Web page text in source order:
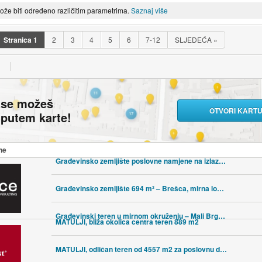
biti određeno različitim parametrima. Saznaj više
Stranica1 2 3 4 5 6 7-12 SLJEDEĆA »
možeš
karte!
OTVORI KARTU
Građevinsko zemljište poslovne namjene na izlazu s autoputa, Matulji
Građevinsko zemljište 694 m² – Brešca, mirna lokacija
Građevinski teren u mirnom okruženju – Mali Brgud, Matulji, 1259m2
MATULJI, bliža okolica centra teren 889 m2
MATULJI, odličan teren od 4557 m2 za poslovnu djelatnost!